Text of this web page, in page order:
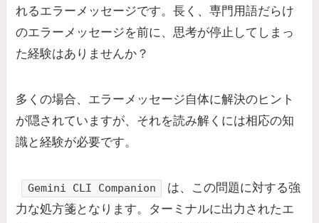
れるエラーメッセージです。長く、専門用語だらけ
のエラーメッセージを前に、思考が停止してしまっ
た経験はありませんか？
多くの場合、エラーメッセージ自体に解決のヒント
が隠されていますが、それを読み解くには相応の知
識と経験が必要です。
Gemini CLI Companion
は、この問題に対する強
力な処方箋となります。ターミナルに出力されたエ